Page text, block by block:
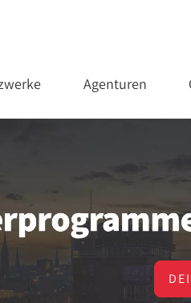
Agenturen